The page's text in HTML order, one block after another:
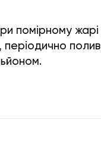
помірному
періодично